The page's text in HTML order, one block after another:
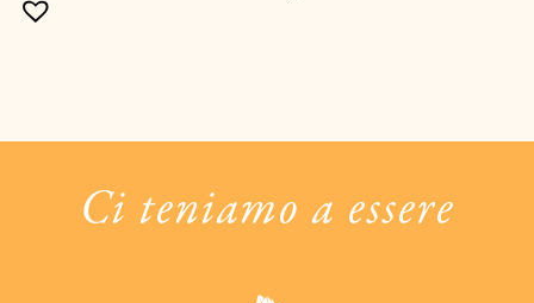
Ci teniamo a essere